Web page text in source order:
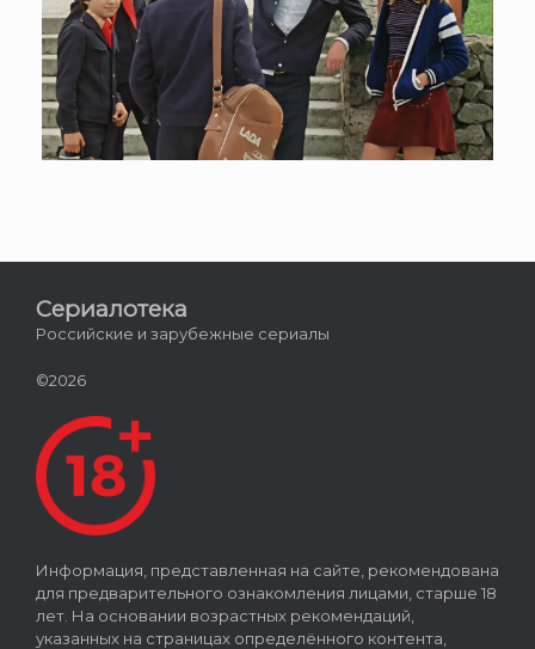
Сериалотека
Российские и зарубежные сериалы
©2026
Информация, представленная на сайте, рекомендована
для предварительного ознакомления лицами, старше 18
лет. На основании возрастных рекомендаций,
указанных на страницах определённого контента,